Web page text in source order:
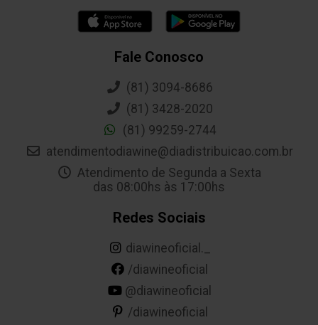
Fale Conosco
(81) 3094-8686
(81) 3428-2020
(81) 99259-2744
atendimentodiawine@diadistribuicao.com.br
Atendimento de Segunda a Sexta
das 08:00hs às 17:00hs
Redes Sociais
diawineoficial._
/diawineoficial
@diawineoficial
/diawineoficial